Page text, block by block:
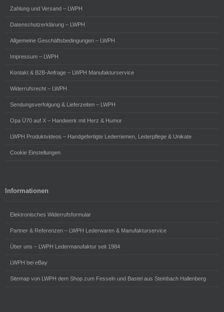
Zahlung und Versand – LWPH
Datenschutzerklärung – LWPH
Allgemeine Geschäftsbedingungen – LWPH
Impressum – LWPH
Kontakt & B2B-Anfrage – LWPH Manufakturservice
Widerrufsrecht – LWPH
Sendungsverfolgung & Lieferzeiten – LWPH
Opa Ü70 auf X – Handwerk mit Herz & Humor
LWPH Produktvideos – Handgefertigte Lederriemen, Lederpflege & Unikate
Cookie Einstellungen
Informationen
Elektronisches Widerrufsformular
Partner & Referenzen – LWPH Lederwaren & Manufakturservice
Über uns – LWPH Ledermanufaktur seit 1984
LWPH bei eBay
Sitemap von LWPH dem Shop zum Fesseln und Bastel aus Steinbach Hallenberg